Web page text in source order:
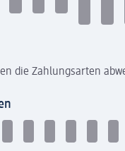
die Zahlungsarten